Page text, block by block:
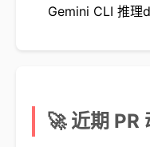
Gemini CLI 推理
🚀 近期 PR